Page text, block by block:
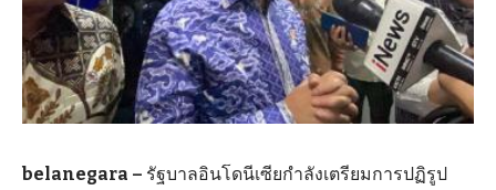
belanegara – รัฐบาลอินโดนีเซียกำลังเตรียมการปฏิรูป